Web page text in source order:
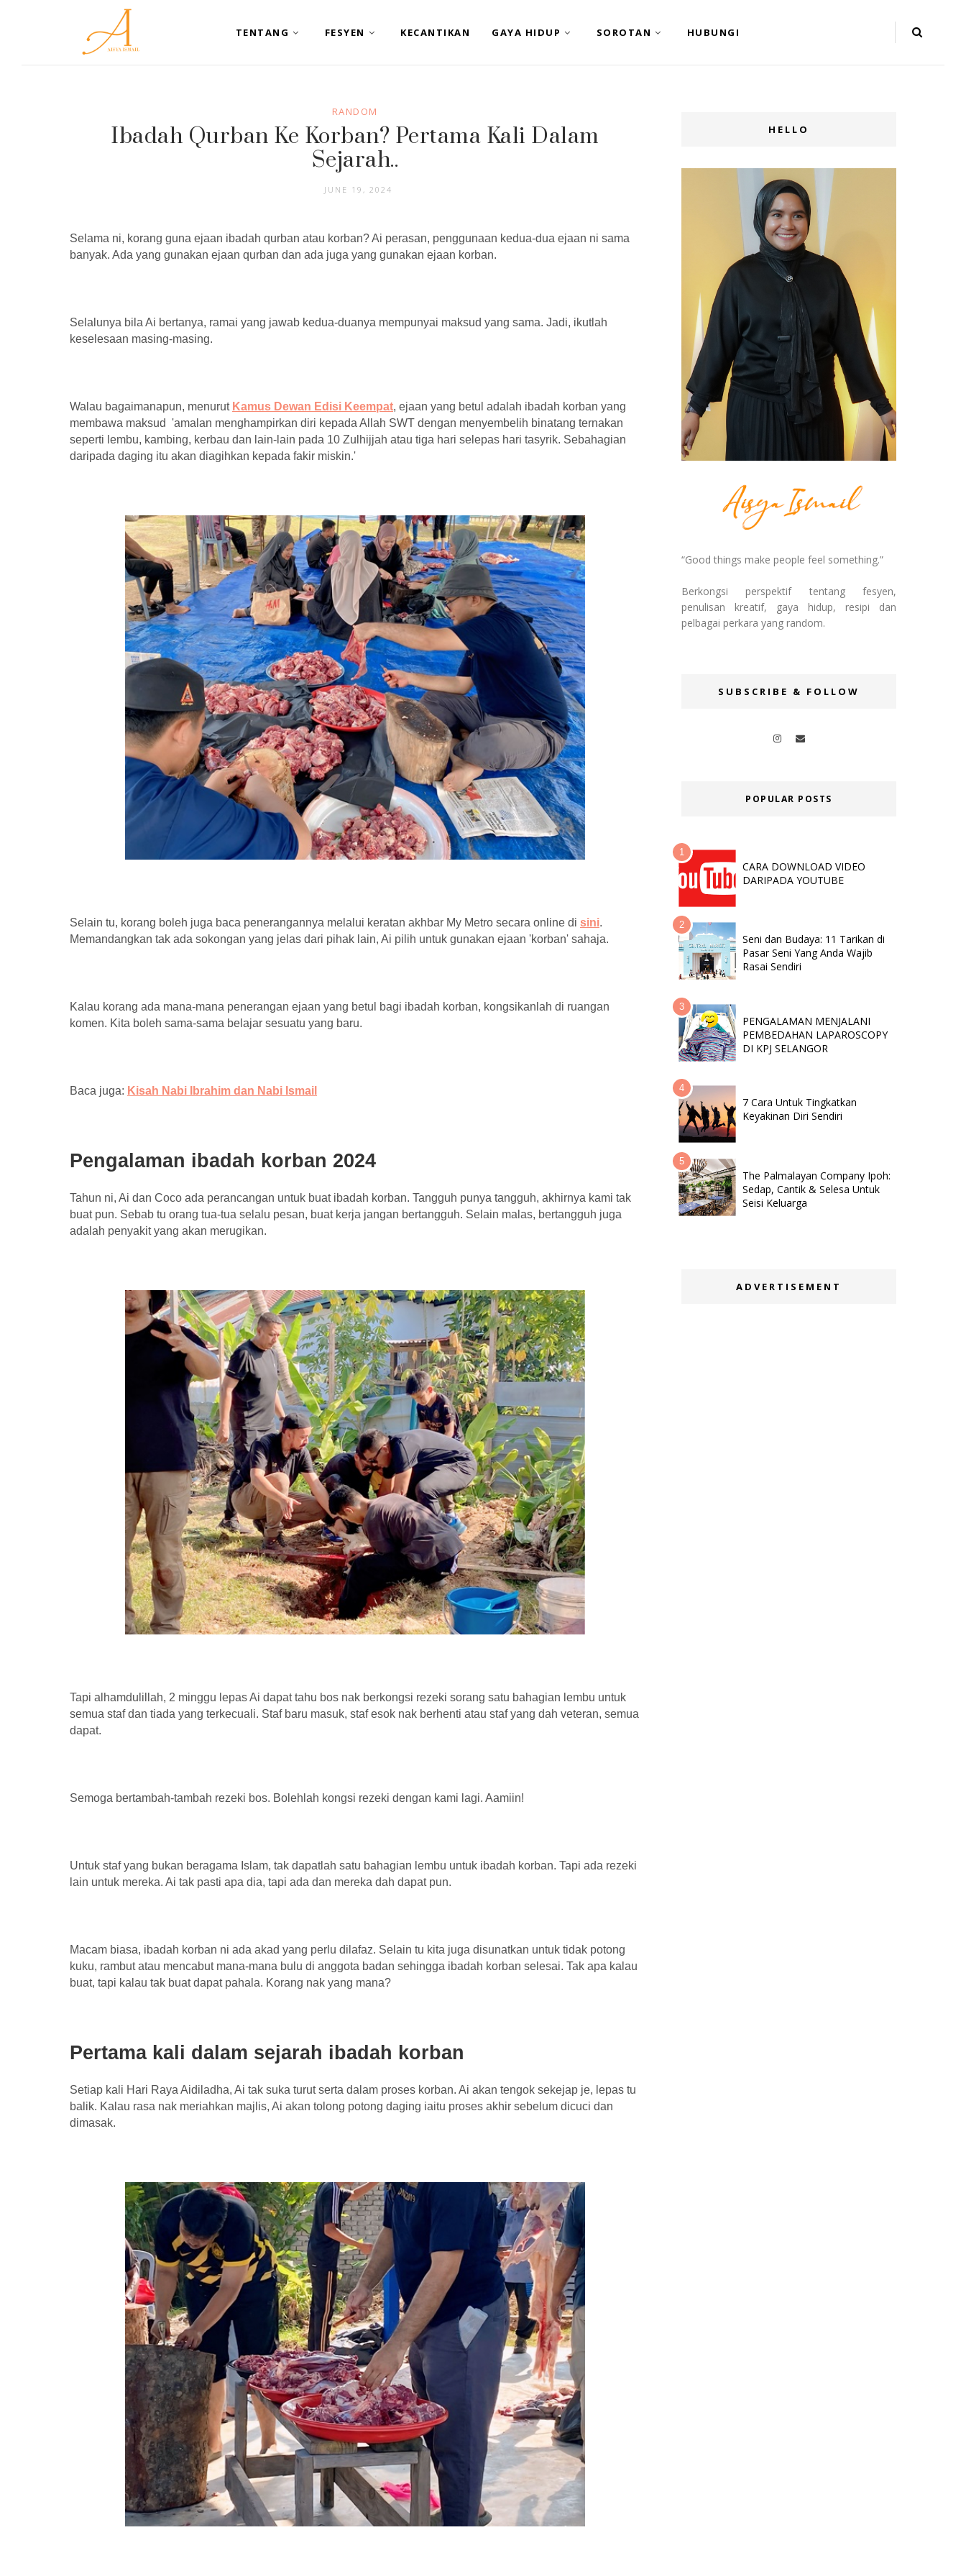
TENTANG FESYEN KECANTIKAN GAYA HIDUP SOROTAN HUBUNGI
RANDOM
Ibadah Qurban Ke Korban? Pertama Kali Dalam
Sejarah..
JUNE 19, 2024
Selama ni, korang guna ejaan ibadah qurban atau korban? Ai perasan, penggunaan kedua-dua ejaan ni sama
banyak. Ada yang gunakan ejaan qurban dan ada juga yang gunakan ejaan korban.
Selalunya bila Ai bertanya, ramai yang jawab kedua-duanya mempunyai maksud yang sama. Jadi, ikutlah
keselesaan masing-masing.
Walau bagaimanapun, menurut Kamus Dewan Edisi Keempat, ejaan yang betul adalah ibadah korban yang
membawa maksud 'amalan menghampirkan diri kepada Allah SWT dengan menyembelih binatang ternakan
seperti lembu, kambing, kerbau dan lain-lain pada 10 Zulhijjah atau tiga hari selepas hari tasyrik. Sebahagian
daripada daging itu akan diagihkan kepada fakir miskin.'
Selain tu, korang boleh juga baca penerangannya melalui keratan akhbar My Metro secara online di sini.
Memandangkan tak ada sokongan yang jelas dari pihak lain, Ai pilih untuk gunakan ejaan 'korban' sahaja.
Kalau korang ada mana-mana penerangan ejaan yang betul bagi ibadah korban, kongsikanlah di ruangan
komen. Kita boleh sama-sama belajar sesuatu yang baru.
Baca juga: Kisah Nabi Ibrahim dan Nabi Ismail
Pengalaman ibadah korban 2024
Tahun ni, Ai dan Coco ada perancangan untuk buat ibadah korban. Tangguh punya tangguh, akhirnya kami tak
buat pun. Sebab tu orang tua-tua selalu pesan, buat kerja jangan bertangguh. Selain malas, bertangguh juga
adalah penyakit yang akan merugikan.
Tapi alhamdulillah, 2 minggu lepas Ai dapat tahu bos nak berkongsi rezeki sorang satu bahagian lembu untuk
semua staf dan tiada yang terkecuali. Staf baru masuk, staf esok nak berhenti atau staf yang dah veteran, semua
dapat.
Semoga bertambah-tambah rezeki bos. Bolehlah kongsi rezeki dengan kami lagi. Aamiin!
Untuk staf yang bukan beragama Islam, tak dapatlah satu bahagian lembu untuk ibadah korban. Tapi ada rezeki
lain untuk mereka. Ai tak pasti apa dia, tapi ada dan mereka dah dapat pun.
Macam biasa, ibadah korban ni ada akad yang perlu dilafaz. Selain tu kita juga disunatkan untuk tidak potong
kuku, rambut atau mencabut mana-mana bulu di anggota badan sehingga ibadah korban selesai. Tak apa kalau
buat, tapi kalau tak buat dapat pahala. Korang nak yang mana?
Pertama kali dalam sejarah ibadah korban
Setiap kali Hari Raya Aidiladha, Ai tak suka turut serta dalam proses korban. Ai akan tengok sekejap je, lepas tu
balik. Kalau rasa nak meriahkan majlis, Ai akan tolong potong daging iaitu proses akhir sebelum dicuci dan
dimasak.
HELLO
“Good things make people feel something.”
Berkongsi perspektif tentang fesyen,
penulisan kreatif, gaya hidup, resipi dan
pelbagai perkara yang random.
SUBSCRIBE & FOLLOW
POPULAR POSTS
CARA DOWNLOAD VIDEO
DARIPADA YOUTUBE
Seni dan Budaya: 11 Tarikan di
Pasar Seni Yang Anda Wajib
Rasai Sendiri
PENGALAMAN MENJALANI
PEMBEDAHAN LAPAROSCOPY
DI KPJ SELANGOR
7 Cara Untuk Tingkatkan
Keyakinan Diri Sendiri
The Palmalayan Company Ipoh:
Sedap, Cantik & Selesa Untuk
Seisi Keluarga
ADVERTISEMENT